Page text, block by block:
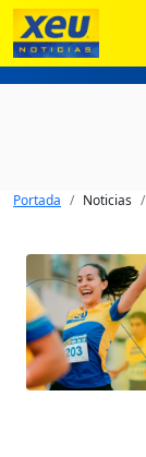
Portada Noticias